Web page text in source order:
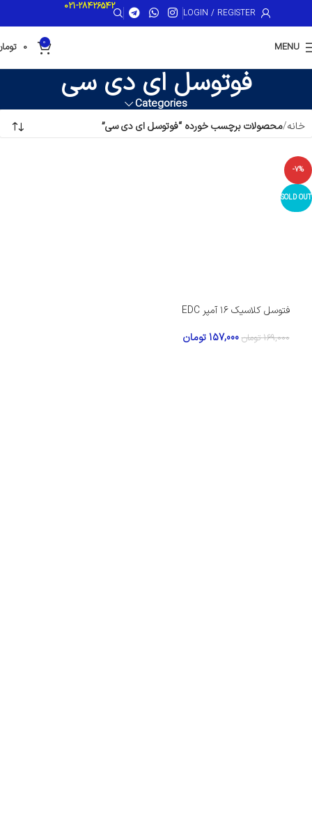
LOGIN / REGISTER
021-28426542
MENU
0
0
فوتوسل ای دی سی
Categories
خانه محصولات برچسب خورده “فوتوسل ای دی سی”
-7%
SOLD OUT
فتوسل کلاسیک ۱۶ آمپر EDC
169,000 تومان 157,000 تومان